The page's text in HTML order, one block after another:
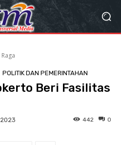
POLITIK DAN PEMERINTAHAN
Beri Fasilitas
0
442